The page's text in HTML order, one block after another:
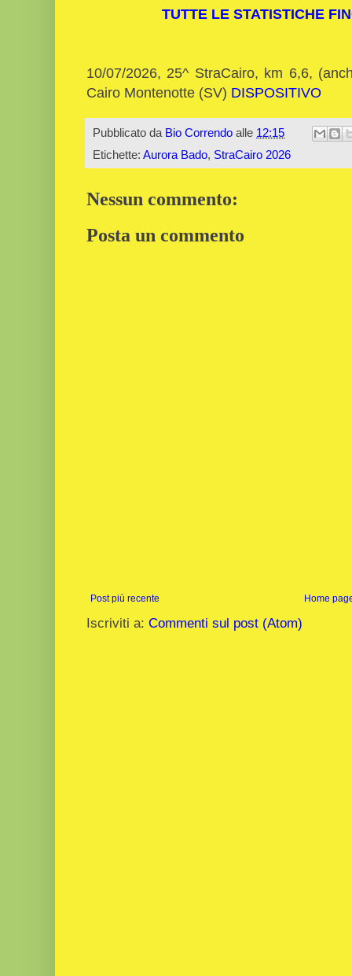
TUTTE LE STATISTICHE
10/07/2026, 25^ StraCairo, km 6,6,
Cairo Montenotte (SV) DISPOSITIVO
Pubblicato da Bio Correndo alle 12:15
Etichette: Aurora Bado, StraCairo 2026
Nessun commento:
Posta un commento
Post più recente Home
Iscriviti a: Commenti sul post (Atom)